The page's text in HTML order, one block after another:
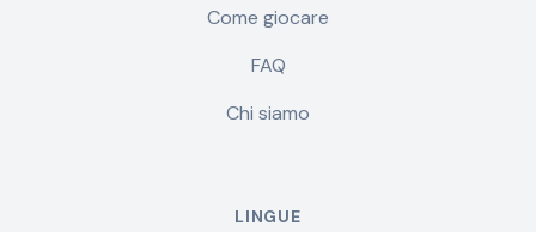
Come giocare
FAQ
Chi siamo
LINGUE